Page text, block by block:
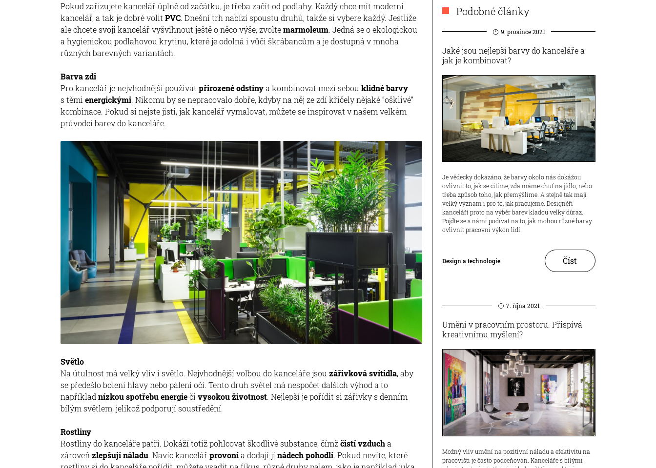
Pokud zařizujete kancelář úplně od začátku, je třeba začít od podlahy. Každý chce mít moderní
kancelář, a tak je dobré volit PVC. Dnešní trh nabízí spoustu druhů, takže si vybere každý. Jestliže
ale chcete svoji kancelář vyšvihnout ještě o něco výše, zvoltemarmoleum. Jedná se o ekologickou
a hygienickou podlahovou krytinu, které je odolná i vůči škrábancům a je dostupná v mnoha
různých barevných variantách.
Barva zdi
Pro kancelář je nejvhodnější používat přirozené odstínya kombinovat mezi sebou klidné barvy
s těmi energickými. Nikomu by se nepracovalo dobře, kdyby na něj ze zdí křičely nějaké “ošklivé”
kombinace. Pokud si nejste jisti, jak kancelář vymalovat, můžete se inspirovat v našem velkém
průvodci barev do kanceláře.
Světlo
Na útulnost má velký vliv i světlo. Nejvhodnější volbou do kanceláře jsou zářivková svítidla, aby
se předešlo bolení hlavy nebo pálení očí. Tento druh světel má nespočet dalších výhod a to
například nízkou spotřebu energieči vysokou životnost. Nejlepší je pořídit si zářivky s denním
bílým světlem, jelikož podporují soustředění.
Rostliny
Rostliny do kanceláře patří. Dokáží totiž pohlcovat škodlivé substance, čímžčistí vzducha
zároveň zlepšují náladu. Navíc kancelář provonía dodají jí nádech pohodlí. Pokud nevíte, které
Podobné články
9. prosince 2021
Jaké jsou nejlepší barvy do kanceláře a
jak je kombinovat?
Je vědecky dokázáno, že barvy okolo nás dokážou
ovlivnit to, jak se cítíme, zda máme chuť na jídlo, nebo
třeba způsob toho, jak přemýšlíme. A stejně tak mají
velký význam i pro to, jak pracujeme. Designéři
kanceláří proto na výběr barev kladou velký důraz.
Pojďte se s námi podívat na to, jak mohou různé barvy
ovlivnit pracovní výkon lidí.
Design a technologie Číst
7. října 2021
Umění v pracovním prostoru. Přispívá
kreativnímu myšlení?
Možný vliv umění na pozitivní náladu a efektivitu na
pracovišti je často podceňován. Kanceláře s bílými